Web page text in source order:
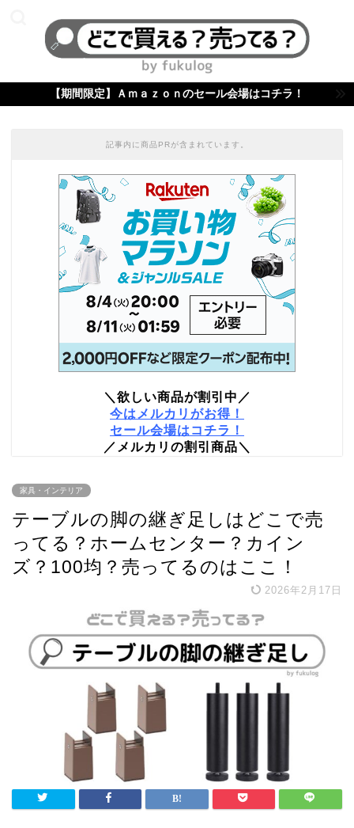
【期間限定】Ａｍａｚｏｎのセール会場はコチラ！
記事内に商品PRが含まれています。
＼欲しい商品が割引中／
今はメルカリがお得！
セール会場はコチラ！
／メルカリの割引商品＼
家具・インテリア
テーブルの脚の継ぎ足しはどこで売
ってる？ホームセンター？カイン
ズ？100均？売ってるのはここ！
2026年2月17日